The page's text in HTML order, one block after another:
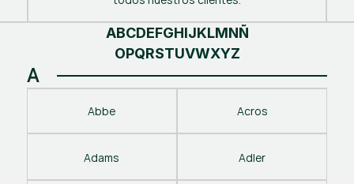
A
Abbe Acros
Adams Adler
ABCDEFGHIJKLMNÑ
OPQRSTUVWXYZ